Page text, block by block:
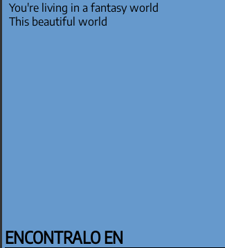
You're living in a fantasy world
This beautiful world
ENCONTRALO EN